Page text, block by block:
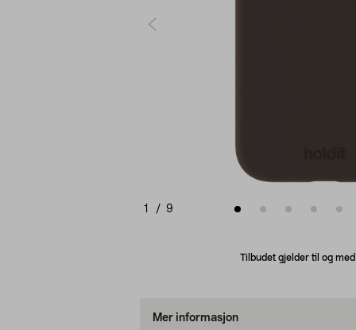
1 / 9
Tilbudet gjelder til og med
Mer informasjon